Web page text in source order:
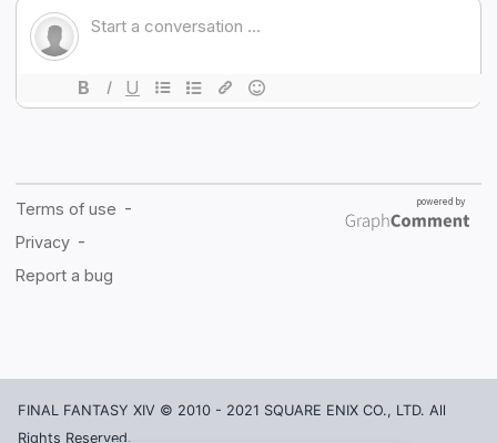
FINAL FANTASY XIV © 2010 - 2021 SQUARE ENIX CO., LTD. All
Rights Reserved.